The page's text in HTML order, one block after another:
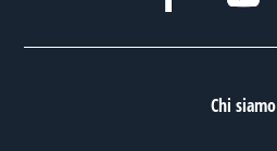
Chi siamo